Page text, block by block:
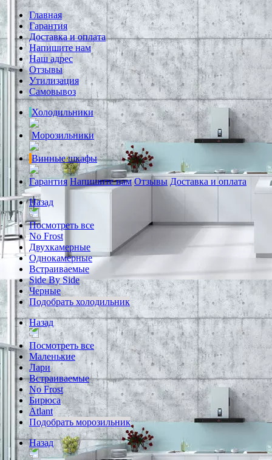
Главная
Гарантия
Доставка и оплата
Напишите нам
Наш адрес
Отзывы
Утилизация
Самовывоз
Холодильники
Морозильники
Винные шкафы
Гарантия Напишите нам Отзывы Доставка и оплата
Назад
Посмотреть все
No Frost
Двухкамерные
Однокамерные
Встраиваемые
Side By Side
Черные
Подобрать холодильник
Назад
Посмотреть все
Маленькие
Лари
Встраиваемые
No Frost
Бирюса
Atlant
Подобрать морозильник
Назад